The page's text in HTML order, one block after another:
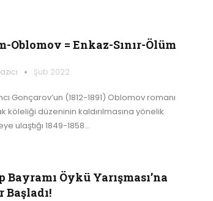
Oblomov = Enkaz-Sınır-Ölüm
Şub 2022
Gonçarov’un (1812-1891) Oblomov romanı
köleliği düzeninin kaldırılmasına yönelik
ulaştığı 1849-1858…
Bayramı Öykü Yarışması’na